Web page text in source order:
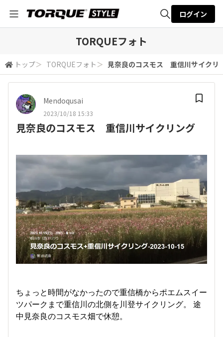
検索
ログイン
TORQUEフォト
トップ＞ TORQUEフォト ＞ 見奈良のコスモス 重信川サイクリ
Mendoqusai
2023/10/18 15:33
見奈良のコスモス 重信川サイクリング
ちょっと時間がなかったので重信橋からポエムスイー
ツパークまで重信川の北側を川登サイクリング。 途
中見奈良のコスモス畑で休憩。